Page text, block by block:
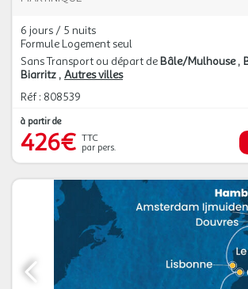
6 jours / 5 nuits
Formule Logement seul
Sans Transport ou départ de Bâle/Mulhouse
Biarritz Autres villes
Réf : 808539
à partir de
426€ TTC
par pers.